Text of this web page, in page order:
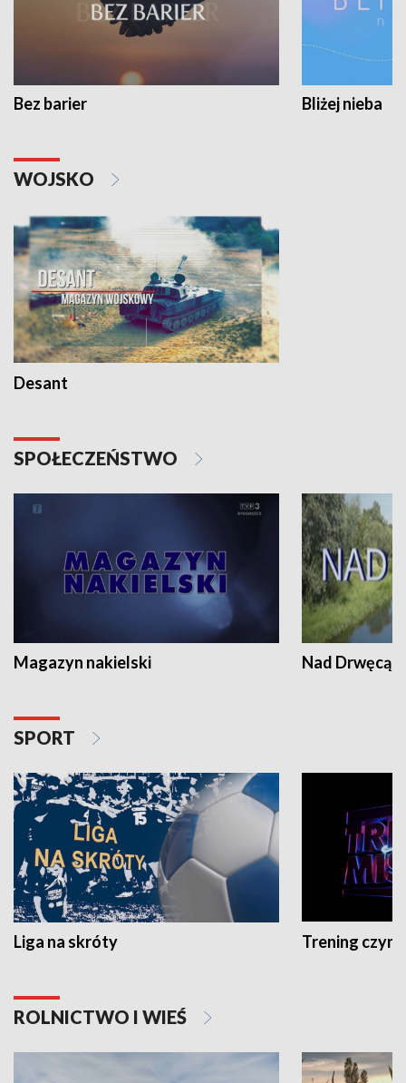
Bez barier Bliżej nieba
WOJSKO
Desant
SPOŁECZEŃSTWO
Magazyn nakielski Nad Drwęcą
SPORT
Liga na skróty Trening czyni
ROLNICTWO I WIEŚ